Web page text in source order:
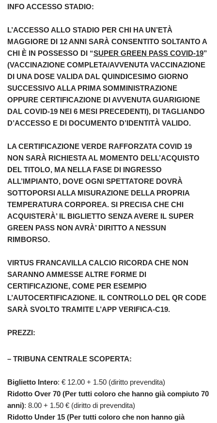
INFO ACCESSO STADIO:
L’ACCESSO ALLO STADIO PER CHI HA UN’ETÀ
MAGGIORE DI 12 ANNI SARÀ CONSENTITO SOLTANTO A
CHI È IN POSSESSO DI “SUPER GREEN PASS COVID-19”
(VACCINAZIONE COMPLETA/AVVENUTA VACCINAZIONE
DI UNA DOSE VALIDA DAL QUINDICESIMO GIORNO
SUCCESSIVO ALLA PRIMA SOMMINISTRAZIONE
OPPURE CERTIFICAZIONE DI AVVENUTA GUARIGIONE
DAL COVID-19 NEI 6 MESI PRECEDENTI), DI TAGLIANDO
D’ACCESSO E DI DOCUMENTO D’IDENTITÀ VALIDO.
LA CERTIFICAZIONE VERDE RAFFORZATA COVID 19
NON SARÀ RICHIESTA AL MOMENTO DELL’ACQUISTO
DEL TITOLO, MA NELLA FASE DI INGRESSO
ALL’IMPIANTO, DOVE OGNI SPETTATORE DOVRÀ
SOTTOPORSI ALLA MISURAZIONE DELLA PROPRIA
TEMPERATURA CORPOREA. SI PRECISA CHE CHI
ACQUISTERÀ’ IL BIGLIETTO SENZA AVERE IL SUPER
GREEN PASS NON AVRÀ’ DIRITTO A NESSUN
RIMBORSO.
VIRTUS FRANCAVILLA CALCIO RICORDA CHE NON
SARANNO AMMESSE ALTRE FORME DI
CERTIFICAZIONE, COME PER ESEMPIO
L’AUTOCERTIFICAZIONE. IL CONTROLLO DEL QR CODE
SARÀ SVOLTO TRAMITE L’APP VERIFICA-C19.
PREZZI:
– TRIBUNA CENTRALE SCOPERTA:
Biglietto Intero: € 12.00 + 1.50 (diritto prevendita)
Ridotto Over 70 (Per tutti coloro che hanno già compiuto 70
anni): 8.00 + 1.50 € (diritto di prevendita)
Ridotto Under 15 (Per tutti coloro che non hanno già